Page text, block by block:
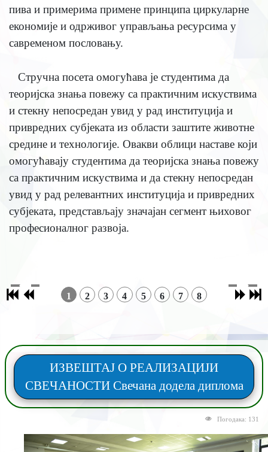
пива и примерима примене принципа циркуларне
економије и одрживог управљања ресурсима у
савременом пословању.
Стручна посета омогућава је студентима да
теоријска знања повежу са практичним искуствима
и стекну непосредан увид у рад институција и
привредних субјеката из области заштите животне
средине и технологије. Овакви облици наставе који
омогућавају студентима да теоријска знања повежу
са практичним искуствима и да стекну непосредан
увид у рад релевантних институција и привредних
субјеката, представљају значајан сегмент њиховог
професионалног развоја.
1 2 3 4 5 6 7 8
ИЗВЕШТАЈ О РЕАЛИЗАЦИЈИ
СВЕЧАНОСТИ Свечана додела диплома
Погодака: 131